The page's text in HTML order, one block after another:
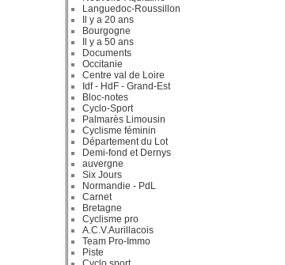
Languedoc-Roussillon
Il y a 20 ans
Bourgogne
Il y a 50 ans
Documents
Occitanie
Centre val de Loire
Idf - HdF - Grand-Est
Bloc-notes
Cyclo-Sport
Palmarès Limousin
Cyclisme féminin
Département du Lot
Demi-fond et Dernys
auvergne
Six Jours
Normandie - PdL
Carnet
Bretagne
Cyclisme pro
A.C.V.Aurillacois
Team Pro-Immo
Piste